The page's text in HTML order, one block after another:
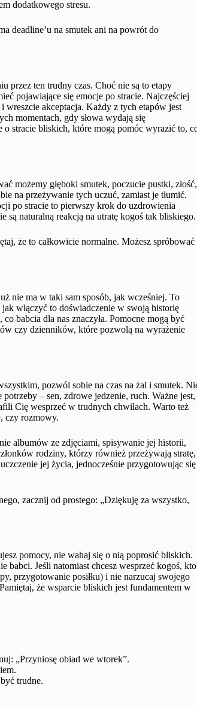
dodatkowego stresu.
deadline’u na smutek ani na powrót do
przez ten trudny czas. Choć nie są to etapy
pojawiające się emocje po stracie. Najczęściej
wreszcie akceptacja. Każdy z tych etapów jest
momentach, gdy słowa wydają się
stracie bliskich, które mogą pomóc wyrazić to,
możemy głęboki smutek, poczucie pustki, złość,
na przeżywanie tych uczuć, zamiast je tłumić.
po stracie to pierwszy krok do uzdrowienia
są naturalną reakcją na utratę kogoś tak bliskiego.
że to całkowicie normalne. Możesz spróbować
nie ma w taki sam sposób, jak wcześniej. To
włączyć to doświadczenie w swoją historię
babcia dla nas znaczyła. Pomocne mogą być
czy dzienników, które pozwolą na wyrażenie
pozwól sobie na czas na żal i smutek.
– sen, zdrowe jedzenie, ruch. Ważne jest,
Cię wesprzeć w trudnych chwilach. Warto też
czy rozmowy.
albumów ze zdjęciami, spisywanie jej historii,
rodziny, którzy również przeżywają stratę,
jej życia, jednocześnie przygotowując się
zacznij od prostego: „Dziękuję za wszystko,
pomocy, nie wahaj się o nią poprosić bliskich.
babci. Jeśli natomiast chcesz wesprzeć kogoś, kto
przygotowanie posiłku) i nie narzucaj swojego
że wsparcie bliskich jest fundamentem w
„Przyniosę obiad we wtorek”.
trudne.